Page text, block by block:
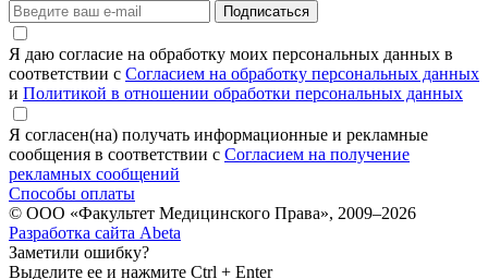
Подписаться
Я даю согласие на обработку моих персональных данных в
соответствии с Согласием на обработку персональных данных
и Политикой в отношении обработки персональных данных
Я согласен(на) получать информационные и рекламные
сообщения в соответствии с Согласием на получение
рекламных сообщений
Способы оплаты
© ООО «Факультет Медицинского Права», 2009–2026
Разработка сайта Abeta
Заметили ошибку?
Выделите ее и нажмите Ctrl + Enter